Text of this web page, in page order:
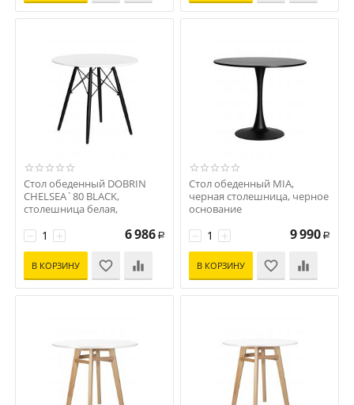
Стол обеденный DOBRIN
CHELSEA`80 BLACK,
столешница белая,
Код: D0000000000000011878
+
− 6 986 Р
В КОРЗИНУ
Стол обеденный MIA,
черная столешница, черное
основание
+
− 9 990 Р
В КОРЗИНУ